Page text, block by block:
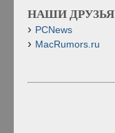
НАШИ ДРУЗЬЯ
PCNews
MacRumors.ru